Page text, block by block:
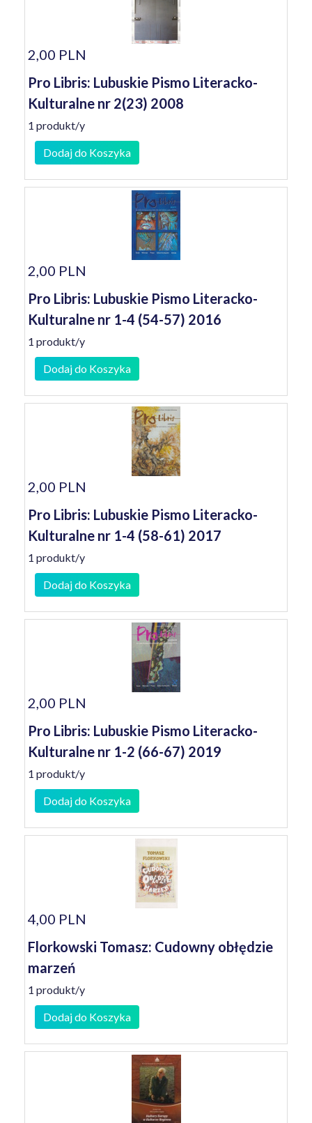
2,00 PLN
Pro Libris: Lubuskie Pismo Literacko-
Kulturalne nr 2(23) 2008
1 produkt/y
Dodaj do Koszyka
2,00 PLN
Pro Libris: Lubuskie Pismo Literacko-
Kulturalne nr 1-4 (54-57) 2016
1 produkt/y
Dodaj do Koszyka
2,00 PLN
Pro Libris: Lubuskie Pismo Literacko-
Kulturalne nr 1-4 (58-61) 2017
1 produkt/y
Dodaj do Koszyka
2,00 PLN
Pro Libris: Lubuskie Pismo Literacko-
Kulturalne nr 1-2 (66-67) 2019
1 produkt/y
Dodaj do Koszyka
4,00 PLN
Florkowski Tomasz: Cudowny obłędzie
marzeń
1 produkt/y
Dodaj do Koszyka